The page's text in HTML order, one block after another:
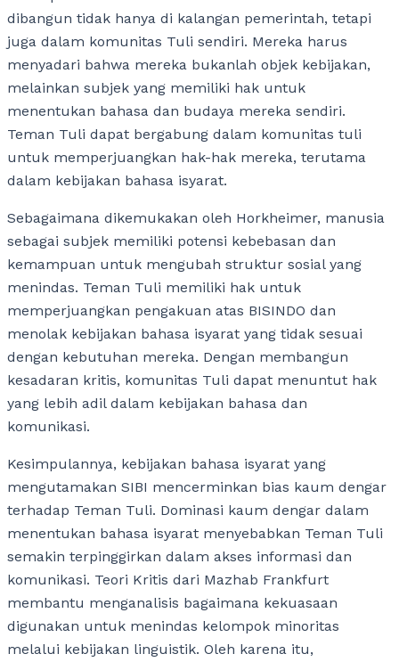
dibangun tidak hanya di kalangan pemerintah, tetapi
juga dalam komunitas Tuli sendiri. Mereka harus
menyadari bahwa mereka bukanlah objek kebijakan,
melainkan subjek yang memiliki hak untuk
menentukan bahasa dan budaya mereka sendiri.
Teman Tuli dapat bergabung dalam komunitas tuli
untuk memperjuangkan hak-hak mereka, terutama
dalam kebijakan bahasa isyarat.
Sebagaimana dikemukakan oleh Horkheimer, manusia
sebagai subjek memiliki potensi kebebasan dan
kemampuan untuk mengubah struktur sosial yang
menindas. Teman Tuli memiliki hak untuk
memperjuangkan pengakuan atas BISINDO dan
menolak kebijakan bahasa isyarat yang tidak sesuai
dengan kebutuhan mereka. Dengan membangun
kesadaran kritis, komunitas Tuli dapat menuntut hak
yang lebih adil dalam kebijakan bahasa dan
komunikasi.
Kesimpulannya, kebijakan bahasa isyarat yang
mengutamakan SIBI mencerminkan bias kaum dengar
terhadap Teman Tuli. Dominasi kaum dengar dalam
menentukan bahasa isyarat menyebabkan Teman Tuli
semakin terpinggirkan dalam akses informasi dan
komunikasi. Teori Kritis dari Mazhab Frankfurt
membantu menganalisis bagaimana kekuasaan
digunakan untuk menindas kelompok minoritas
melalui kebijakan linguistik. Oleh karena itu,